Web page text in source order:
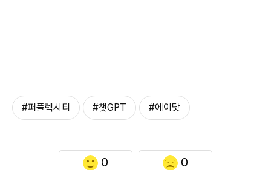
#퍼플렉시티 #챗GPT #에이닷
0 0